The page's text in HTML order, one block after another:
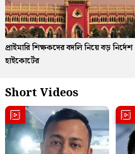
প্রাইমারি শিক্ষকদের বদলি নিয়ে বড় নির্দেশ
হাইকোর্টের
Short Videos